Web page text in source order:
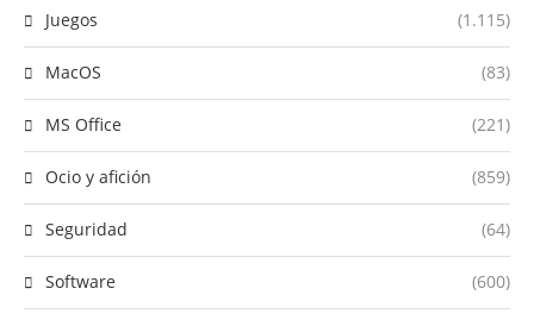
Juegos (1.115)
MacOS (83)
MS Office (221)
Ocio y afición (859)
Seguridad (64)
Software (600)